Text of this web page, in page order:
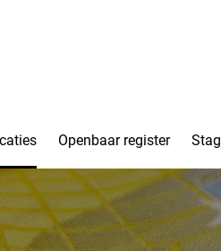
Openbaar register